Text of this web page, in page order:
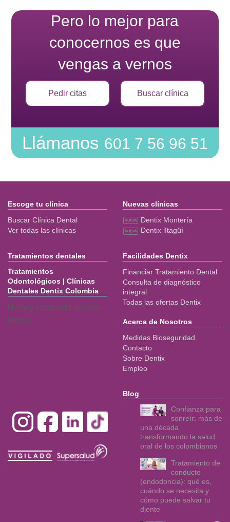
Pero lo mejor para
conocernos es que
vengas a vernos
Pedir citas Buscar clínica
Llámanos 601 7 56 96 51
Escoge tu clínica
Buscar Clínica Dental
Ver todas las clínicas
Nuevas clínicas
Dentix Montería
Dentix iItagüí
Tratamientos dentales
Tratamientos
Odontológicos | Clínicas
Dentales Dentix Colombia
No hay contenido en este
grupo.
Facilidades Dentix
Financiar Tratamiento Dental
Consulta de diagnóstico
integral
Todas las ofertas Dentix
Acerca de Nosotros
Medidas Bioseguridad
Contacto
Sobre Dentix
Empleo
Blog
Confianza para
sonreír: más de
una década
transformando la salud
oral de los colombianos
Tratamiento de
conducto
(endodoncia): qué es,
cuándo se necesita y
cómo puede salvar tu
diente